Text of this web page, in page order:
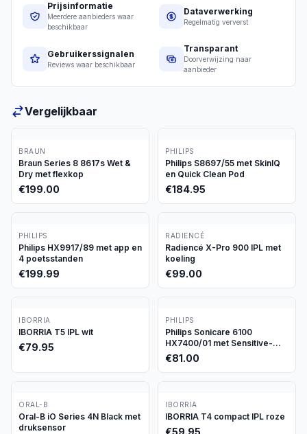
Prijsinformatie
Meerdere aanbieders waar
beschikbaar
Dataverwerking
Regelmatig ververst
Gebruikerssignalen
Reviews waar beschikbaar
Transparant
Doorverwijzing naar
aanbieder
Vergelijkbaar
BRAUN
Braun Series 8 8617s Wet &
Dry met flexkop
€199.00
PHILIPS
Philips S8697/55 met SkinIQ
en Quick Clean Pod
€184.95
PHILIPS
Philips HX9917/89 met app en
4 poetsstanden
€199.99
RADIENCÉ
Radiencé X-Pro 900 IPL met
koeling
€99.00
IBORRIA
IBORRIA T5 IPL wit
€79.95
PHILIPS
Philips Sonicare 6100
HX7400/01 met Sensitive-
stand
€81.00
ORAL-B
Oral-B iO Series 4N Black met
druksensor
IBORRIA
IBORRIA T4 compact IPL roze
€59.95